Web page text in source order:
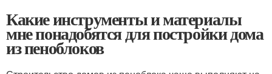
Какие инструменты и материалы
мне понадобятся для постройки дома
из пеноблоков